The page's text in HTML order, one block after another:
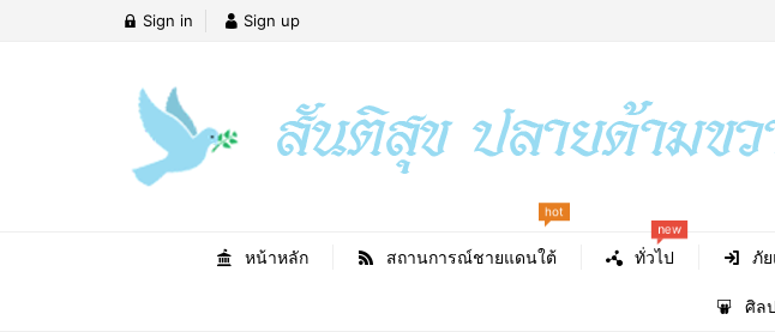
Sign in Sign up
หน้าหลัก สถานการณ์ชายแดนใต้ ทั่วไป
new
ภั
ศิล